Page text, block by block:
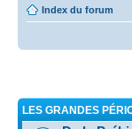
Index du forum
LES GRANDES